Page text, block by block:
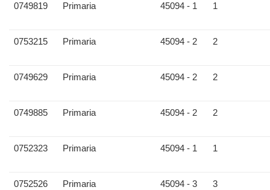
0749819 Primaria 45094 - 1 1
0753215 Primaria 45094 - 2 2
0749629 Primaria 45094 - 2 2
0749885 Primaria 45094 - 2 2
0752323 Primaria 45094 - 1 1
0752526 Primaria 45094 - 3 3